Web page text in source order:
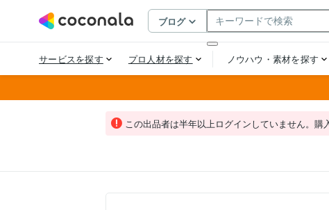
この出品者は半年以上ログインしていません。購